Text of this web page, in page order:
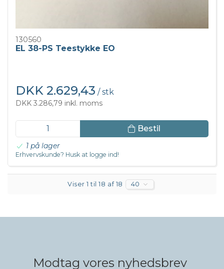
130560
EL 38-PS Teestykke EO
DKK 2.629,43 / stk
DKK 3.286,79 inkl. moms
Bestil
1 på lager
Erhvervskunde? Husk at logge ind!
Viser 1 til 18 af 18 40
Modtag vores nyhedsbrev